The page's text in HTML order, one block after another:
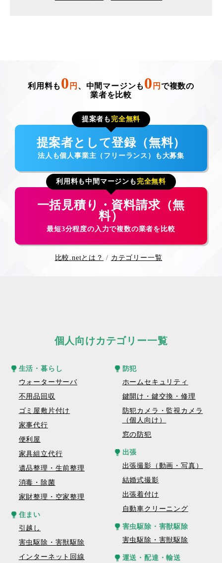
利用料も 0 円 、中間マージンも 0 円 で複数の
業者を比較
提案者も 完全無料
提案者として登録（無料）
法人も個人事業主（フリーランス）も大募集
利用料も中間マージンも 完全無料
一括見積り・資料請求（無
料）
最短3分程度の入力で複数の業者を比較
比較.netとは？ カテゴリー一覧
個人向けカテゴリー一覧
生活・暮らし
ウォーターサーバ
不用品回収
ゴミ屋敷片付け
家事代行
便利屋
家具組立代行
遺品整理・生前整理
消毒・除菌
家財整理・空家整理
住まい
引越し
害虫駆除・害獣駆除
インターネット回線
防犯
ホームセキュリティ
鍵開け・鍵交換・修理
防犯カメラ・監視カメラ
（個人向け）
窓の防犯
出張
出張撮影（動画・写真）
結婚式撮影
出張着付け
自動車クリーニング
害虫駆除・害獣駆除
害虫駆除・害獣駆除
運送・配達・輸送